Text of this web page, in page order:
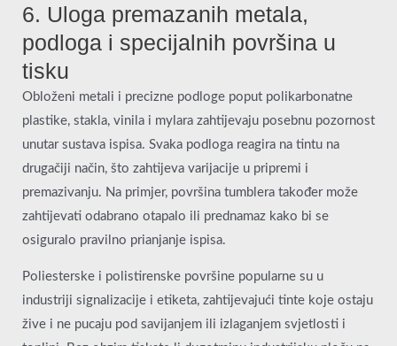
6. Uloga premazanih metala,
podloga i specijalnih površina u
tisku
Obloženi metali i precizne podloge poput polikarbonatne
plastike, stakla, vinila i mylara zahtijevaju posebnu pozornost
unutar sustava ispisa. Svaka podloga reagira na tintu na
drugačiji način, što zahtijeva varijacije u pripremi i
premazivanju. Na primjer, površina tumblera također može
zahtijevati odabrano otapalo ili prednamaz kako bi se
osiguralo pravilno prianjanje ispisa.
Poliesterske i polistirenske površine popularne su u
industriji signalizacije i etiketa, zahtijevajući tinte koje ostaju
žive i ne pucaju pod savijanjem ili izlaganjem svjetlosti i